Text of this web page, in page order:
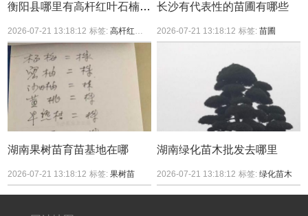
衡阳县哪里有高杆红叶石楠买？
2026-07-21 13:18:12 标签:高杆红叶石楠
长沙有代表性的苗圃有哪些
2026-07-21 13:18:12 标签:苗圃
湖南果树苗育苗基地在哪
2026-07-21 13:18:12 标签:果树苗
湖南绿化苗木批发去哪里
2026-07-21 13:18:12 标签:绿化苗木